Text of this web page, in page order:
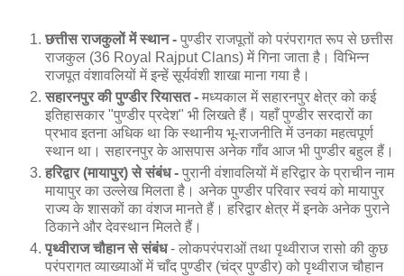
छत्तीस राजकुलों में स्थान - पुण्डीर राजपूतों को परंपरागत रूप से छत्तीस
राजकुल (36 Royal Rajput Clans) में गिना जाता है। विभिन्न
राजपूत वंशावलियों में इन्हें सूर्यवंशी शाखा माना गया है।
सहारनपुर की पुण्डीर रियासत - मध्यकाल में सहारनपुर क्षेत्र को कई
इतिहासकार "पुण्डीर प्रदेश" भी लिखते हैं। यहाँ पुण्डीर सरदारों का
प्रभाव इतना अधिक था कि स्थानीय भू-राजनीति में उनका महत्वपूर्ण
स्थान था। सहारनपुर के आसपास अनेक गाँव आज भी पुण्डीर बहुल हैं।
हरिद्वार (मायापुर) से संबंध - पुरानी वंशावलियों में हरिद्वार के प्राचीन नाम
मायापुर का उल्लेख मिलता है। अनेक पुण्डीर परिवार स्वयं को मायापुर
राज्य के शासकों का वंशज मानते हैं। हरिद्वार क्षेत्र में इनके अनेक पुराने
ठिकाने और देवस्थान मिलते हैं।
पृथ्वीराज चौहान से संबंध- लोकपरंपराओं तथा पृथ्वीराज रासो की कुछ
परंपरागत व्याख्याओं में चाँद पुण्डीर (चंद्र पुण्डीर) को पृथ्वीराज चौहान